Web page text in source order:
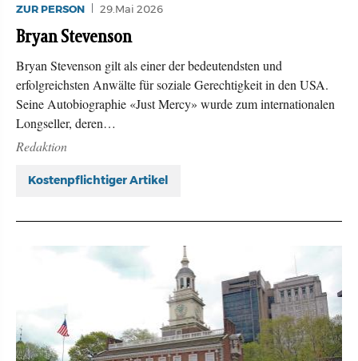
ZUR PERSON 29.Mai 2026
Bryan Stevenson
Bryan Stevenson gilt als einer der bedeutendsten und
erfolgreichsten Anwälte für soziale Gerechtigkeit in den USA.
Seine Autobiographie «Just Mercy» wurde zum internationalen
Longseller, deren…
Redaktion
Kostenpflichtiger Artikel